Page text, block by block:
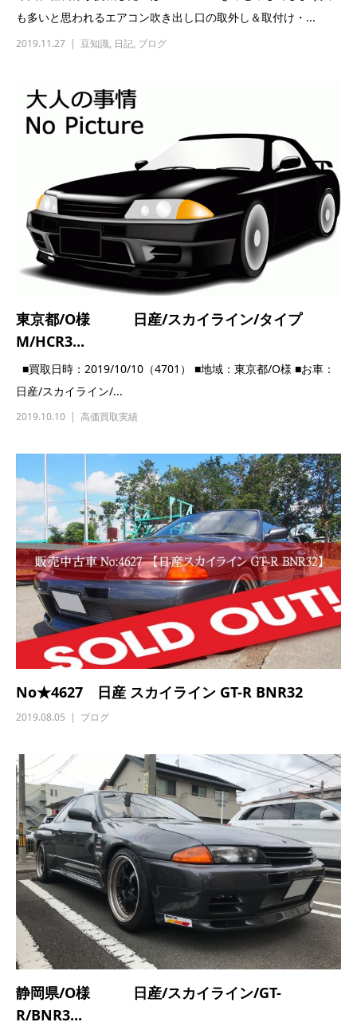
東京都/O様 日産/スカイライン/タイプ
M/HCR3...
■買取日時：2019/10/10（4701） ■地域：東京都/O様 ■お車：
日産/スカイライン/...
2019.10.10 高価買取実績
No★4627 日産 スカイライン GT-R BNR32
2019.08.05 ブログ
静岡県/O様 日産/スカイライン/GT-
R/BNR3...
■買取日時：2019/07/30（4627） ■地域：静岡県/O様 ■お車：日
産/スカイライン/GT-R/BN...
2019.07.30 高価買取実績